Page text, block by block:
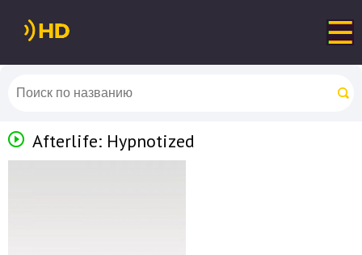
Afterlife: Hypnotized